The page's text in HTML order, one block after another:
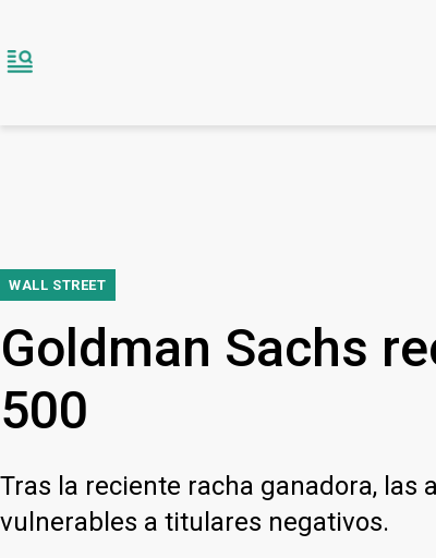
WALL STREET
Goldman Sachs
500
Tras la reciente racha ganadora,
vulnerables a titulares negativos.